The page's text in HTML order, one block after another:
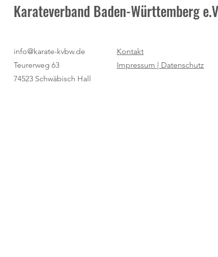
Tobias Himmelsbach ist neuer
Wado-Kai-Prüfer-Referent
Vorbereitung
Karateverband Baden-Württemberg
info@karate-kvbw.de
Teurerweg 63
74523 Schwäbisch Hall
Kontakt
Impressum | Datenschutz